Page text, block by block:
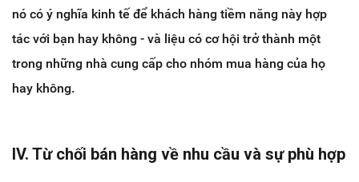
nó có ý nghĩa kinh tế để khách hàng tiềm năng này hợp
tác với bạn hay không - và liệu có cơ hội trở thành một
trong những nhà cung cấp cho nhóm mua hàng của họ
hay không.
IV. Từ chối bán hàng về nhu cầu và sự phù hợp